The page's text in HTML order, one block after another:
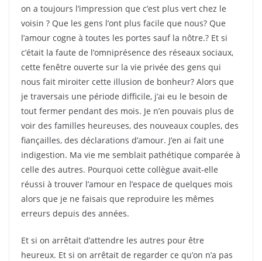
on a toujours l’impression que c’est plus vert chez le
voisin ? Que les gens l’ont plus facile que nous? Que
l’amour cogne à toutes les portes sauf la nôtre.? Et si
c’était la faute de l’omniprésence des réseaux sociaux,
cette fenêtre ouverte sur la vie privée des gens qui
nous fait miroiter cette illusion de bonheur? Alors que
je traversais une période difficile, j’ai eu le besoin de
tout fermer pendant des mois. Je n’en pouvais plus de
voir des familles heureuses, des nouveaux couples, des
fiançailles, des déclarations d’amour. J’en ai fait une
indigestion. Ma vie me semblait pathétique comparée à
celle des autres. Pourquoi cette collègue avait-elle
réussi à trouver l’amour en l’espace de quelques mois
alors que je ne faisais que reproduire les mêmes
erreurs depuis des années.
Et si on arrêtait d’attendre les autres pour être
heureux. Et si on arrêtait de regarder ce qu’on n’a pas